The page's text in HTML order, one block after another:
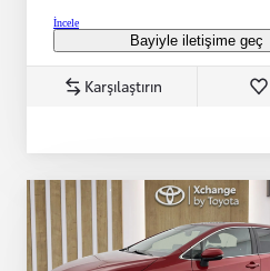
Başlangıç fiyatı
İncele
Bayiyle iletişime geç
Karşılaştırın